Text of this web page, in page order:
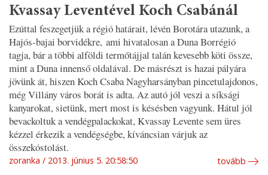
Kvassay Leventével Koch Csabánál
Ezúttal feszegetjük a régió határait, lévén Borotára utazunk, a
Hajós-bajai borvidékre, ami hivatalosan a Duna Borrégió
tagja, bár a többi alföldi termőtájjal talán kevesebb köti össze,
mint a Duna innenső oldalával. De másrészt is hazai pályára
jövünk át, hiszen Koch Csaba Nagyharsányban pincetulajdonos,
még Villány város borát is adta. Az autó jól veszi a síksági
kanyarokat, sietünk, mert most is késésben vagyunk. Hátul jól
bevackoltuk a vendégpalackokat, Kvassay Levente sem üres
kézzel érkezik a vendégségbe, kíváncsian várjuk az
összekóstolást.
zoranka 2013. június 5. 20:58:50 tovább